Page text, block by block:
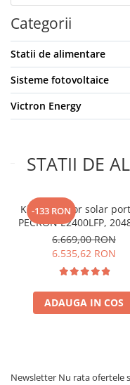
Categorii
Statii de alimentare
Sisteme fotovoltaice
Victron Energy
STATII DE
-133 RON
Kit generator solar
PECRON E2400LFP,
2400W, 230V,
super rapida, LiFePO4,
Protectie BMS + Panou
200W
6.669,00 RON
6.535,62 RON
ADAUGA IN COS
Newsletter Nu rata ofertele